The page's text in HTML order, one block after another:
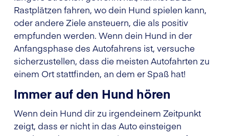
Rastplätzen fahren, wo dein Hund spielen kann,
oder andere Ziele ansteuern, die als positiv
empfunden werden. Wenn dein Hund in der
Anfangsphase des Autofahrens ist, versuche
sicherzustellen, dass die meisten Autofahrten zu
einem Ort stattfinden, an dem er Spaß hat!
Immer auf den Hund hören
Wenn dein Hund dir zu irgendeinem Zeitpunkt
zeigt, dass er nicht in das Auto einsteigen